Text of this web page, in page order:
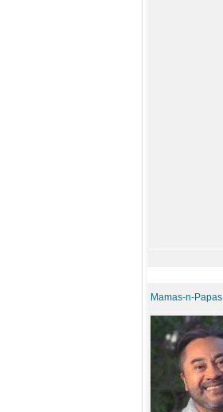
Mamas-n-Papas